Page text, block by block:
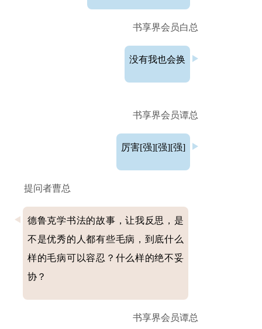
书享界会员白总
没有我也会换
书享界会员谭总
厉害[强][强][强]
提问者曹总
德鲁克学书法的故事，让我反思，是
不是优秀的人都有些毛病，到底什么
样的毛病可以容忍？什么样的绝不妥
协？
书享界会员谭总